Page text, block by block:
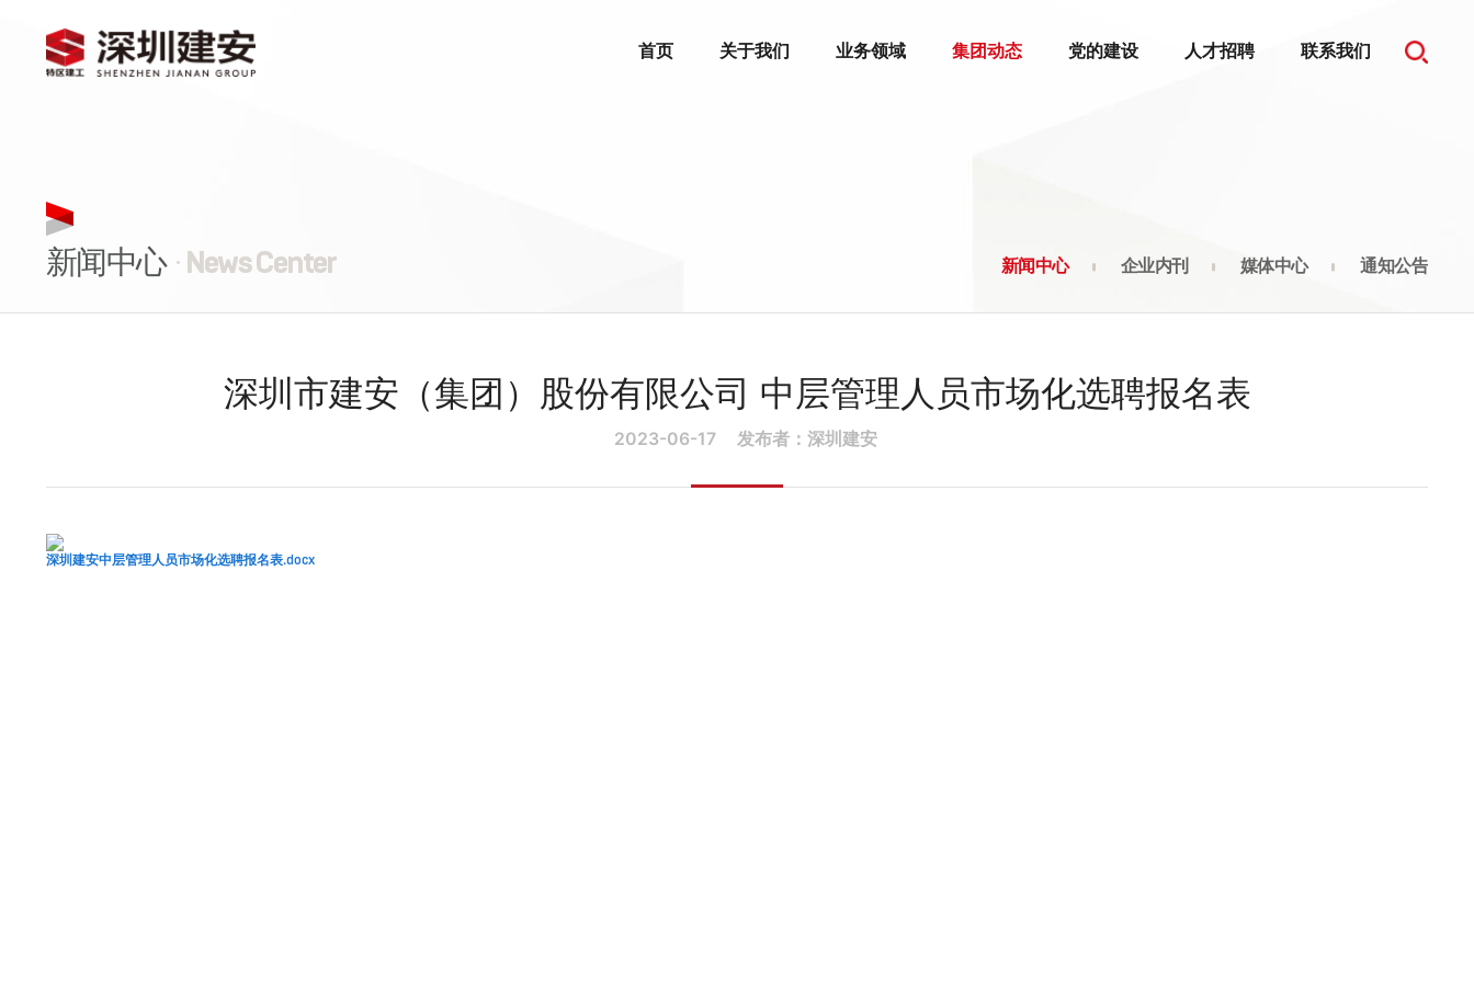
首页 关于我们 业务领域 集团动态 党的建设 人才招聘 联系我们
新闻中心 · News Center 新闻中心 企业内刊 媒体中心 通知公告
深圳市建安（集团）股份有限公司 中层管理人员市场化选聘报名表
2023-06-17 发布者：深圳建安
深圳建安中层管理人员市场化选聘报名表.docx